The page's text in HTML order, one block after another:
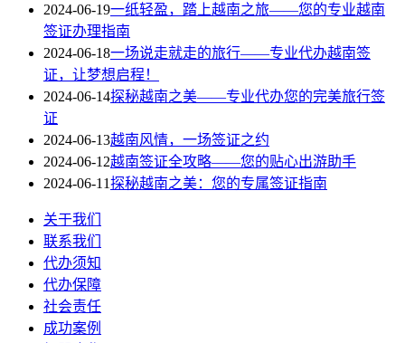
2024-06-19一纸轻盈，踏上越南之旅——您的专业越南
签证办理指南
2024-06-18一场说走就走的旅行——专业代办越南签
证，让梦想启程！
2024-06-14探秘越南之美——专业代办您的完美旅行签
证
2024-06-13越南风情，一场签证之约
2024-06-12越南签证全攻略——您的贴心出游助手
2024-06-11探秘越南之美：您的专属签证指南
关于我们
联系我们
代办须知
代办保障
社会责任
成功案例